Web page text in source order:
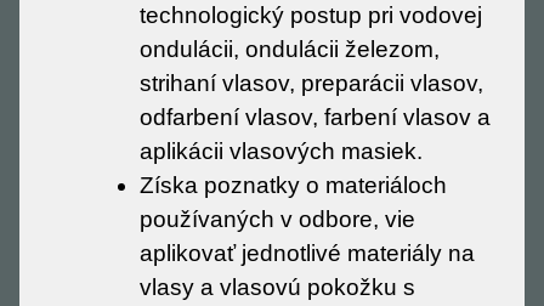
technologický postup pri vodovej
ondulácii, ondulácii železom,
strihaní vlasov, preparácii vlasov,
odfarbení vlasov, farbení vlasov a
aplikácii vlasových masiek.
Získa poznatky o materiáloch
používaných v odbore, vie
aplikovať jednotlivé materiály na
vlasy a vlasovú pokožku s